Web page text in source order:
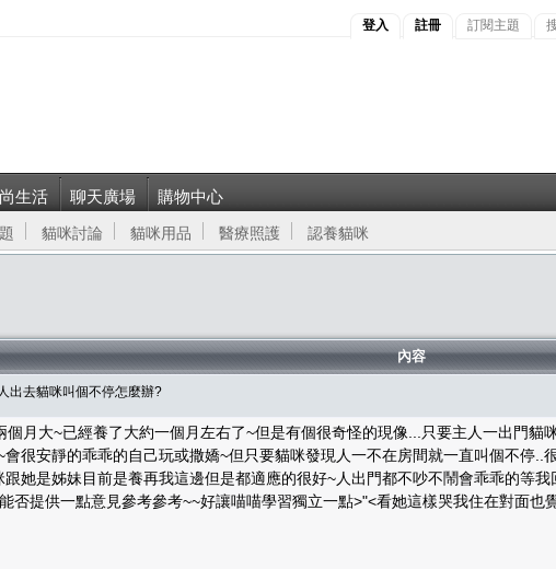
登入 註冊 訂閱主題
生活 聊天廣場 購物中心
貓咪討論 貓咪用品 醫療照護 認養貓咪
內容
出去貓咪叫個不停怎麼辦?
個月大~已經養了大約一個月左右了~但是有個很奇怪的現像...只要主人一出門
很安靜的乖乖的自己玩或撒嬌~但只要貓咪發現人一不在房間就一直叫個不停
她是姊妹目前是養再我這邊但是都適應的很好~人出門都不吵不鬧會乖乖的等
否提供一點意見參考參考~~好讓喵喵學習獨立一點>"<看她這樣哭我住在對面也